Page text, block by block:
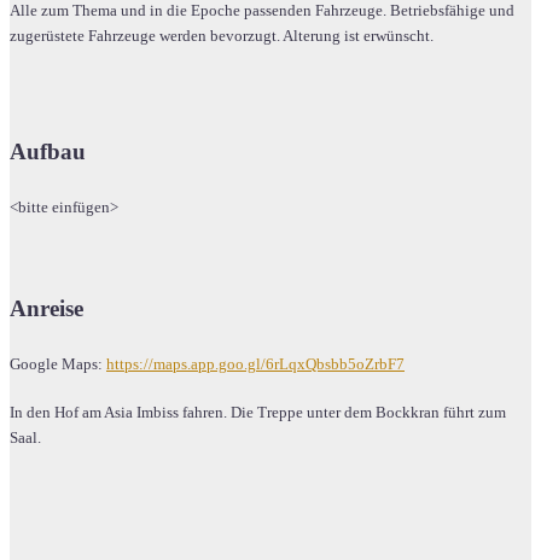
Alle zum Thema und in die Epoche passenden Fahrzeuge. Betriebsfähige und
zugerüstete Fahrzeuge werden bevorzugt. Alterung ist erwünscht.
Aufbau
<bitte einfügen>
Anreise
Google Maps: https://maps.app.goo.gl/6rLqxQbsbb5oZrbF7
In den Hof am Asia Imbiss fahren. Die Treppe unter dem Bockkran führt zum
Saal.